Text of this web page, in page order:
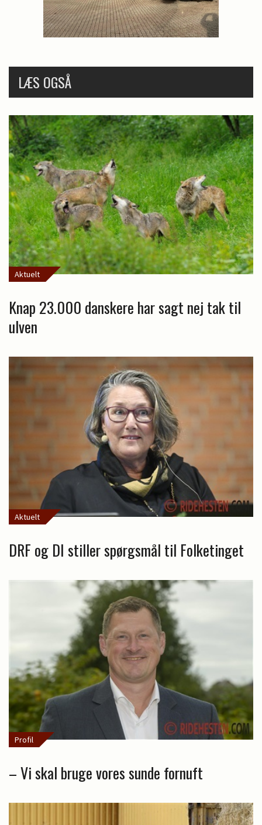
LÆS OGSÅ
Aktuelt
Knap 23.000 danskere har sagt nej tak til
ulven
Aktuelt
DRF og DI stiller spørgsmål til Folketinget
Profil
– Vi skal bruge vores sunde fornuft